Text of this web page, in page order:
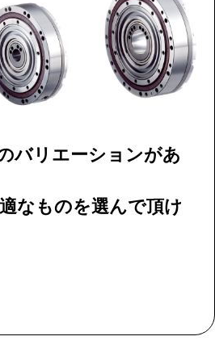
バリエーションがあ
なものを選んで頂け